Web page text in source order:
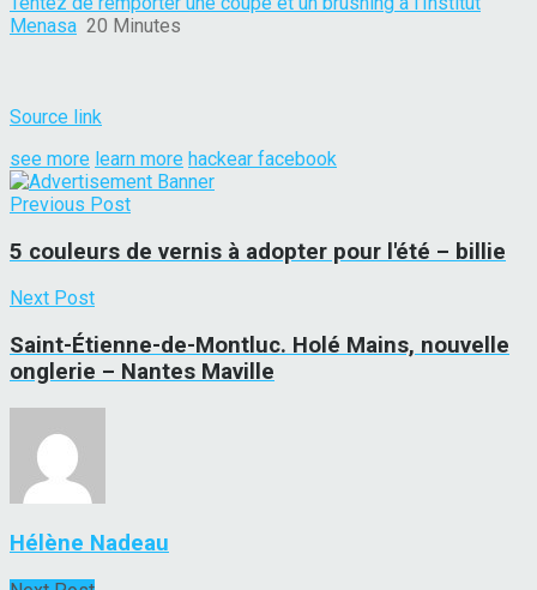
Menasa 20 Minutes
Source link
see more learn more hackear facebook
Previous Post
5 couleurs de vernis à adopter pour l'été – billie
Next Post
Saint-Étienne-de-Montluc. Holé Mains, nouvelle
onglerie – Nantes Maville
Hélène Nadeau